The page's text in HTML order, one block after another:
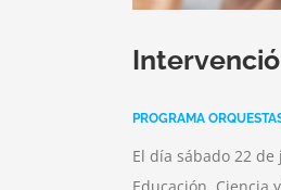
PROGRAMA
El día sábado 22